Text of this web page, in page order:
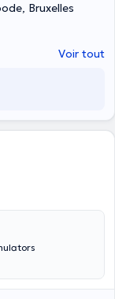
Bruxelles
Voir tout